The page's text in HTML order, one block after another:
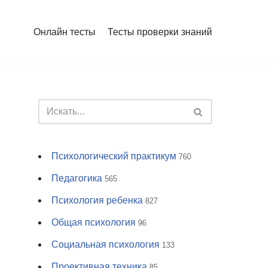
Онлайн тесты Тесты проверки знаний
Психологический практикум 760
Педагогика 565
Психология ребенка 827
Общая психология 96
Социальная психология 133